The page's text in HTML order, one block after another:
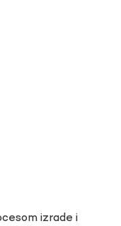
izrade i